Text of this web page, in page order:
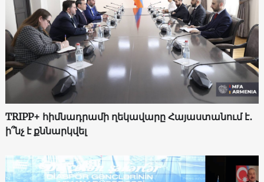
TRIPP+ հիմնադրամի ղեկավարը Հայաստանում է․
ի՞նչ է քննարկվել